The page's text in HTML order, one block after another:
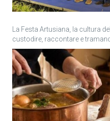
La Festa Artusiana, la cultura
custodire, raccontare e